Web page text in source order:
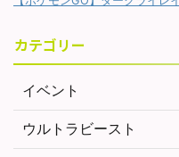
カテゴリー
イベント
ウルトラビースト